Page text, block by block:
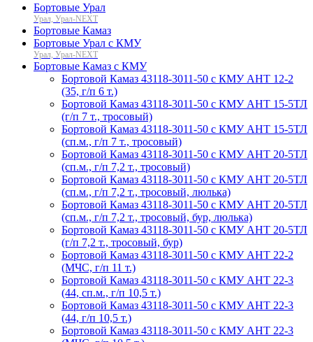
Бортовые Урал
Урал, Урал-NEXT
Бортовые Камаз
Бортовые Урал с КМУ
Урал, Урал-NEXT
Бортовые Камаз с КМУ
Бортовой Камаз 43118-3011-50 с КМУ АНТ 12-2
(35, г/п 6 т.)
Бортовой Камаз 43118-3011-50 с КМУ АНТ 15-5ТЛ
(г/п 7 т., тросовый)
Бортовой Камаз 43118-3011-50 с КМУ АНТ 15-5ТЛ
(сп.м., г/п 7 т., тросовый)
Бортовой Камаз 43118-3011-50 с КМУ АНТ 20-5ТЛ
(сп.м., г/п 7,2 т., тросовый)
Бортовой Камаз 43118-3011-50 с КМУ АНТ 20-5ТЛ
(сп.м., г/п 7,2 т., тросовый, люлька)
Бортовой Камаз 43118-3011-50 с КМУ АНТ 20-5ТЛ
(сп.м., г/п 7,2 т., тросовый, бур, люлька)
Бортовой Камаз 43118-3011-50 с КМУ АНТ 20-5ТЛ
(г/п 7,2 т., тросовый, бур)
Бортовой Камаз 43118-3011-50 с КМУ АНТ 22-2
(МЧС, г/п 11 т.)
Бортовой Камаз 43118-3011-50 с КМУ АНТ 22-3
(44, сп.м., г/п 10,5 т.)
Бортовой Камаз 43118-3011-50 с КМУ АНТ 22-3
(44, г/п 10,5 т.)
Бортовой Камаз 43118-3011-50 с КМУ АНТ 22-3